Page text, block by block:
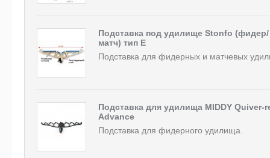
Подставка под удилище Stonfo (фидер/
матч) тип E
Подставка для фидерных и матчевых
Подставка для удилища MIDDY Quiver-
Advance
Подставка для фидерного удилища.